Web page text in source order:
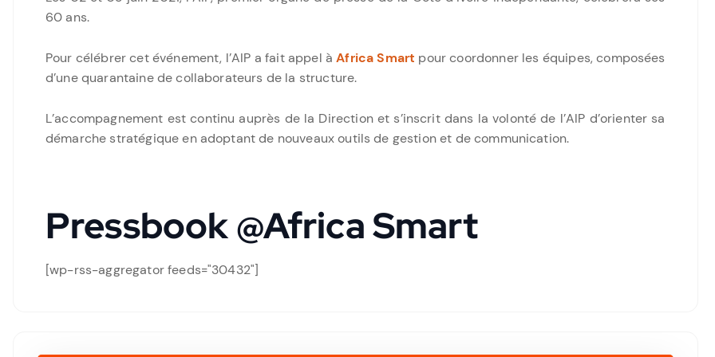
60 ans.
Pour célébrer cet événement, l’AIP a fait appel àAfrica Smart pour coordonner les équipes, composées
d’une quarantaine de collaborateurs de la structure.
L’accompagnement est continu auprès de la Direction et s’inscrit dans la volonté de l’AIP d’orienter sa
démarche stratégique en adoptant de nouveaux outils de gestion et de communication.
Pressbook @Africa Smart
[wp-rss-aggregator feeds="30432"]